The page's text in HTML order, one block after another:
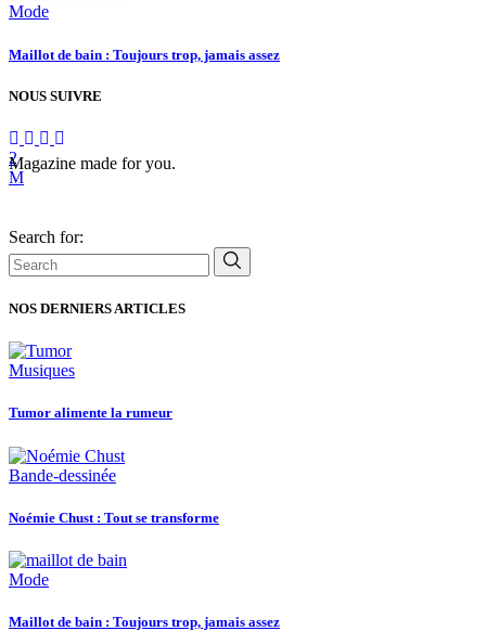
Mode
Maillot de bain : Toujours trop, jamais assez
NOUS SUIVRE
Magazine made for you.
Search for:
NOS DERNIERS ARTICLES
Musiques
Tumor alimente la rumeur
Bande-dessinée
Noémie Chust : Tout se transforme
Mode
Maillot de bain : Toujours trop, jamais assez